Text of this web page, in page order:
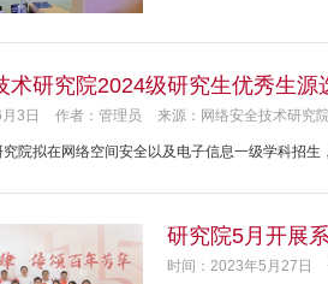
术研究院2024级研究生优秀生源
3日 作者：管理员 来源：网络安全技术研究
院拟在网络空间安全以及电子信息一级学科招生
研究院5月开展
时间：2023年5月27日